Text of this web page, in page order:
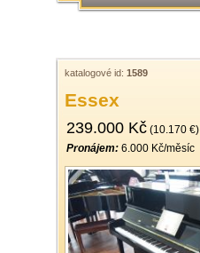
katalogové id: 1589
Essex
239.000 Kč (10.170 €)
Pronájem: 6.000 Kč/měsíc